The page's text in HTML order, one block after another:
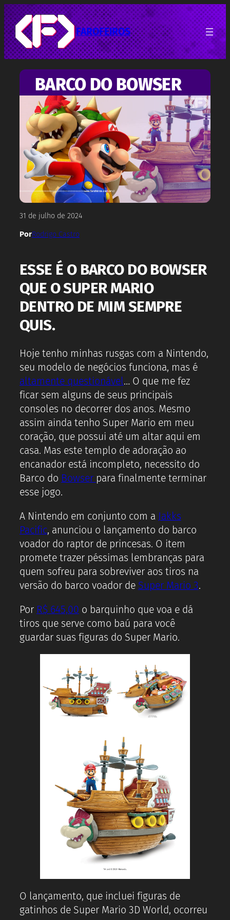
Pular
para
o
conteúdo
FAROFEIROS
BARCO DO BOWSER
31 de julho de 2024
PorRodrigo Castro
ESSE É O BARCO DO BOWSER
QUE O SUPER MARIO
DENTRO DE MIM SEMPRE
QUIS.
Hoje tenho minhas rusgas com a Nintendo,
seu modelo de negócios funciona, mas é
altamente questionável… O que me fez
ficar sem alguns de seus principais
consoles no decorrer dos anos. Mesmo
assim ainda tenho Super Mario em meu
coração, que possui até um altar aqui em
casa. Mas este templo de adoração ao
encanador está incompleto, necessito do
Barco do Bowser para finalmente terminar
esse jogo.
A Nintendo em conjunto com a Jakks
Pacific, anunciou o lançamento do barco
voador do raptor de princesas. O item
promete trazer péssimas lembranças para
quem sofreu para sobreviver aos tiros na
versão do barco voador de Super Mario 3.
Por R$ 645,00 o barquinho que voa e dá
tiros que serve como baú para você
guardar suas figuras do Super Mario.
O lançamento, que incluei figuras de
gatinhos de Super Mario 3D World, ocorreu